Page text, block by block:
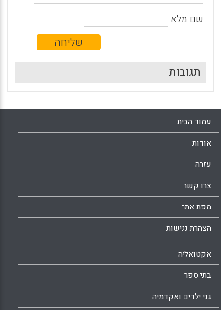
שם מלא
תגובות
עמוד הבית
אודות
עזרה
צרו קשר
מפת אתר
הצהרת נגישות
אקטואליה
בתי ספר
גני ילדים ואקדמיה